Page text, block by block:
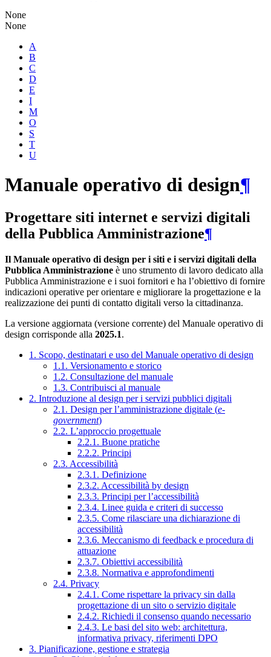
None
None
A
B
C
D
E
I
M
O
S
T
U
Manuale operativo di design¶
Progettare siti internet e servizi digitali
della Pubblica Amministrazione¶
Il Manuale operativo di design per i siti e i servizi digitali della
Pubblica Amministrazione è uno strumento di lavoro dedicato alla
Pubblica Amministrazione e i suoi fornitori e ha l’obiettivo di fornire
indicazioni operative per orientare e migliorare la progettazione e la
realizzazione dei punti di contatto digitali verso la cittadinanza.
La versione aggiornata (versione corrente) del Manuale operativo di
design corrisponde alla 2025.1.
1. Scopo, destinatari e uso del Manuale operativo di design
1.1. Versionamento e storico
1.2. Consultazione del manuale
1.3. Contribuisci al manuale
2. Introduzione al design per i servizi pubblici digitali
2.1. Design per l’amministrazione digitale (e-
government)
2.2. L’approccio progettuale
2.2.1. Buone pratiche
2.2.2. Principi
2.3. Accessibilità
2.3.1. Definizione
2.3.2. Accessibilità by design
2.3.3. Principi per l’accessibilità
2.3.4. Linee guida e criteri di successo
2.3.5. Come rilasciare una dichiarazione di
accessibilità
2.3.6. Meccanismo di feedback e procedura di
attuazione
2.3.7. Obiettivi accessibilità
2.3.8. Normativa e approfondimenti
2.4. Privacy
2.4.1. Come rispettare la privacy sin dalla
progettazione di un sito o servizio digitale
2.4.2. Richiedi il consenso quando necessario
2.4.3. Le basi del sito web: architettura,
informativa privacy, riferimenti DPO
3. Pianificazione, gestione e strategia